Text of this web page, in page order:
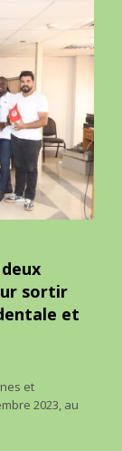
sortir
et
et
2023, au